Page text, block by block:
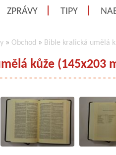
ZPRÁVY TIPY
» Obchod » Bible kralická umělá
kůže (145x203